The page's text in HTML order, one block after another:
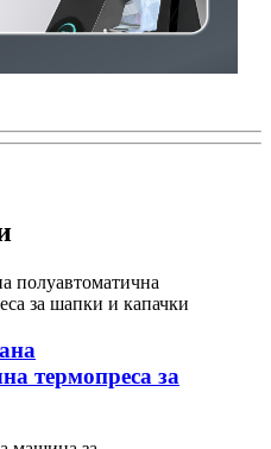
термопреса за